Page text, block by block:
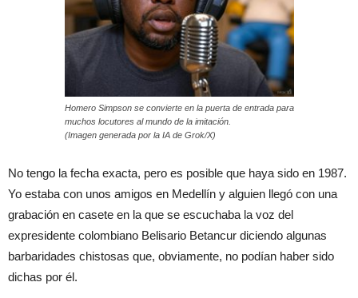
Homero Simpson se convierte en la puerta de entrada para
muchos locutores al mundo de la imitación.
(Imagen generada por la IA de Grok/X)
No tengo la fecha exacta, pero es posible que haya sido en 1987.
Yo estaba con unos amigos en Medellín y alguien llegó con una
grabación en casete en la que se escuchaba la voz del
expresidente colombiano Belisario Betancur diciendo algunas
barbaridades chistosas que, obviamente, no podían haber sido
dichas por él.